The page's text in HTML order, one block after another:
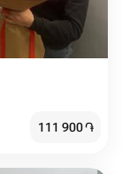
111 900֏